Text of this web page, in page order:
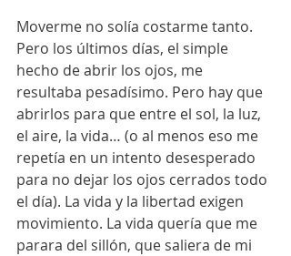
Moverme no solía costarme tanto.
Pero los últimos días, el simple
hecho de abrir los ojos, me
resultaba pesadísimo. Pero hay que
abrirlos para que entre el sol, la luz,
el aire, la vida… (o al menos eso me
repetía en un intento desesperado
para no dejar los ojos cerrados todo
el día). La vida y la libertad exigen
movimiento. La vida quería que me
parara del sillón, que saliera de mi